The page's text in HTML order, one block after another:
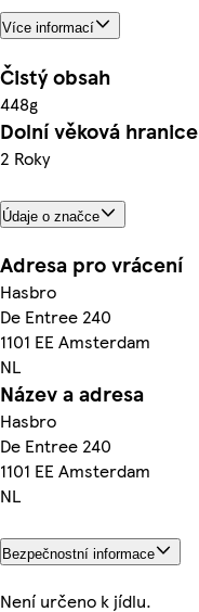
Více informací
Čistý obsah
448g
Dolní věková hranice
2 Roky
Údaje o značce
Adresa pro vrácení
Hasbro
De Entree 240
1101 EE Amsterdam
NL
Název a adresa
Hasbro
De Entree 240
1101 EE Amsterdam
NL
Bezpečnostní informace
Není určeno k jídlu.